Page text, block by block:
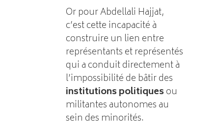
Or pour Abdellali Hajjat,
c’est cette incapacité à
construire un lien entre
représentants et représentés
qui a conduit directement à
l’impossibilité de bâtir des
institutions politiquesou
militantes autonomes au
sein des minorités.